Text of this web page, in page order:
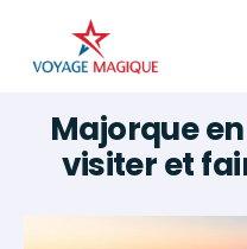
Majorque
visiter et